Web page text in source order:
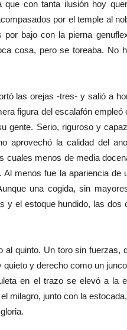
que con tanta ilusión hoy
por el temple al
bajo con la pierna
cosa, pero se toreaba. No
las orejas -tres- y salió a
figura del escalafón empleó
gente. Serio, riguroso y
aprovechó la calidad del
menos de media
menos fue la apariencia de
una cogida, sin
y el estoque hundido, las dos
quinto. Un toro sin fuerzas,
y derecho como un
en el trazo se elevó a la
milagro, junto con la